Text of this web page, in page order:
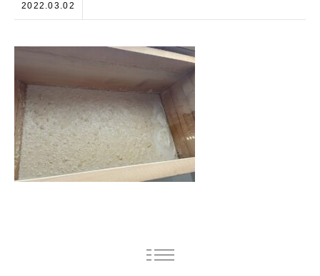
2022.03.02